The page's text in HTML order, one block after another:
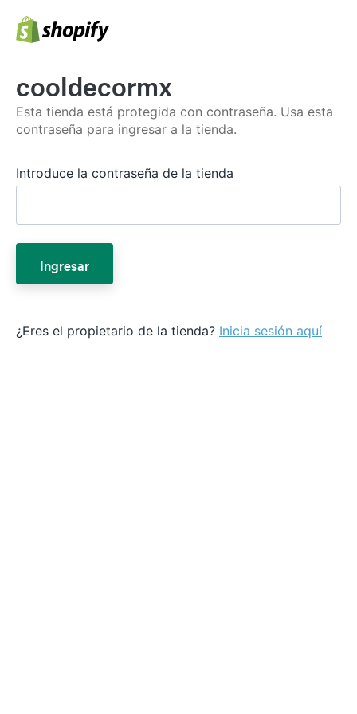
cooldecormx
Esta tienda está protegida con contraseña. Usa esta
contraseña para ingresar a la tienda.
Introduce la contraseña de la tienda
Ingresar
¿Eres el propietario de la tienda? Inicia sesión aquí